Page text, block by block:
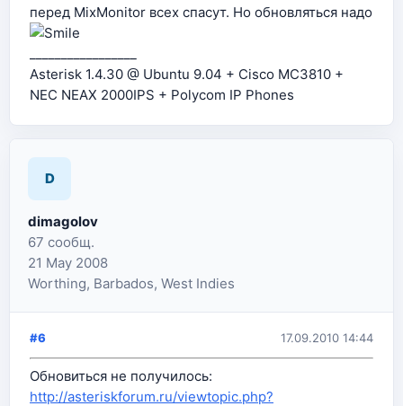
перед MixMonitor всех спасут. Но обновляться надо
Asterisk 1.4.30 @ Ubuntu 9.04 + Cisco MC3810 +
NEC NEAX 2000IPS + Polycom IP Phones
D
dimagolov
67 сообщ.
21 May 2008
Worthing, Barbados, West Indies
#6 17.09.2010 14:44
Обновиться не получилось:
http://asteriskforum.ru/viewtopic.php?